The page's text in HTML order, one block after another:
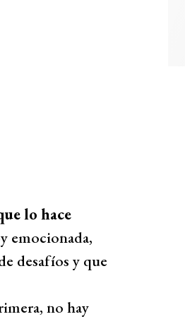
lo hace
emocionada,
desafíos y que
no hay